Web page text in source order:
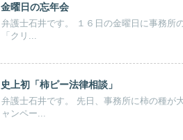
金曜日の忘年会
弁護士石井です。 １６日の金曜日に事務所の忘年会をしました。 事務所の伏木弁護士は、
「クリ...
史上初「柿ピー法律相談」
弁護士石井です。 先日、事務所に柿の種が大量に届きました。 参考記事：「柿の種 相談キ
ャンペー...